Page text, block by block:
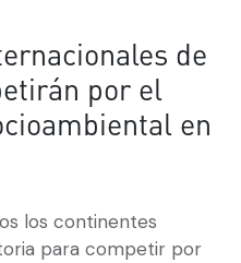
de
por el
en
los continentes
para competir por